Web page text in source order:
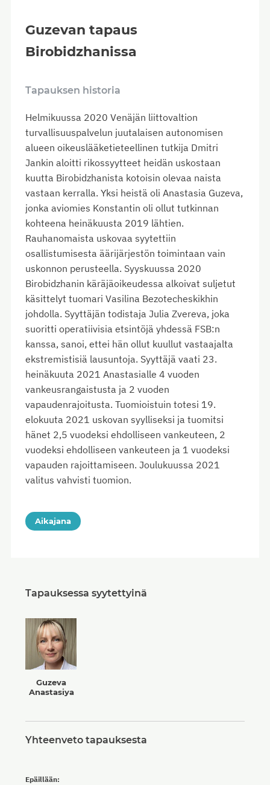
Guzevan tapaus
Birobidzhanissa
Tapauksen historia
Helmikuussa 2020 Venäjän liittovaltion
turvallisuuspalvelun juutalaisen autonomisen
alueen oikeuslääketieteellinen tutkija Dmitri
Jankin aloitti rikossyytteet heidän uskostaan
kuutta Birobidzhanista kotoisin olevaa naista
vastaan kerralla. Yksi heistä oli Anastasia Guzeva,
jonka aviomies Konstantin oli ollut tutkinnan
kohteena heinäkuusta 2019 lähtien.
Rauhanomaista uskovaa syytettiin
osallistumisesta äärijärjestön toimintaan vain
uskonnon perusteella. Syyskuussa 2020
Birobidzhanin käräjäoikeudessa alkoivat suljetut
käsittelyt tuomari Vasilina Bezotecheskikhin
johdolla. Syyttäjän todistaja Julia Zvereva, joka
suoritti operatiivisia etsintöjä yhdessä FSB:n
kanssa, sanoi, ettei hän ollut kuullut vastaajalta
ekstremistisiä lausuntoja. Syyttäjä vaati 23.
heinäkuuta 2021 Anastasialle 4 vuoden
vankeusrangaistusta ja 2 vuoden
vapaudenrajoitusta. Tuomioistuin totesi 19.
elokuuta 2021 uskovan syylliseksi ja tuomitsi
hänet 2,5 vuodeksi ehdolliseen vankeuteen, 2
vuodeksi ehdolliseen vankeuteen ja 1 vuodeksi
vapauden rajoittamiseen. Joulukuussa 2021
valitus vahvisti tuomion.
Aikajana
Tapauksessa syytettyinä
Guzeva
Anastasiya
Yhteenveto tapauksesta
Epäillään: